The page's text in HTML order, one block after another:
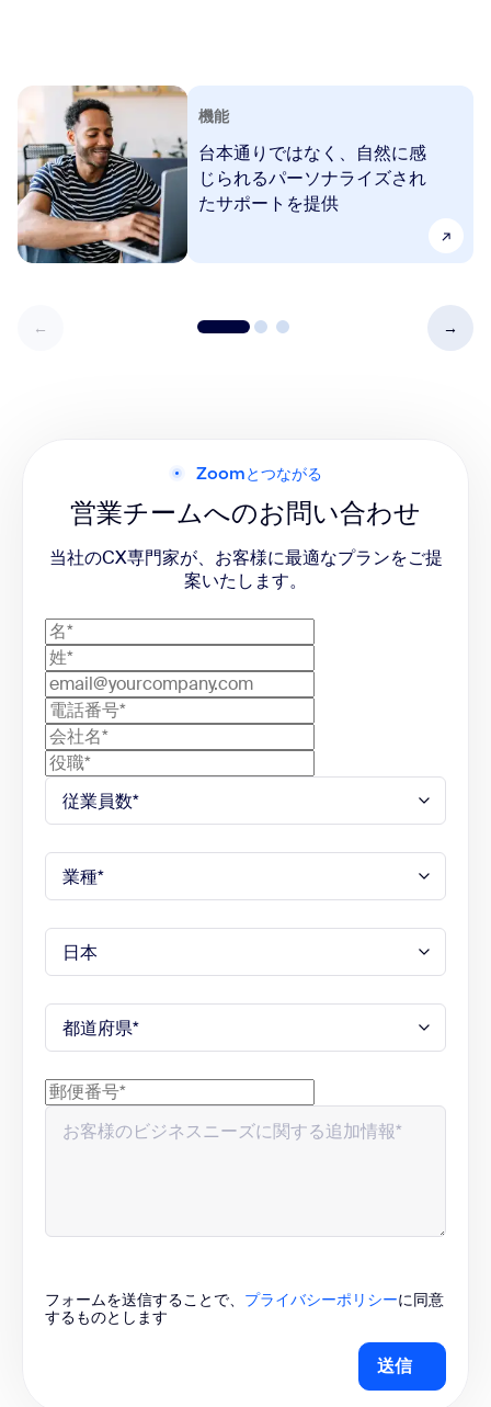
機能
台本通りではなく、自然に感
じられるパーソナライズされ
たサポートを提供
Zoomとつながる
営業チームへのお問い合わせ
当社のCX専門家が、お客様に最適なプランをご提
案いたします。
フォームを送信することで、 プライバシーポリシーに同意
するものとします
送信